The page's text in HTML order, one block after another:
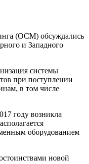
(ОСМ) обсуждались
и Западного
системы
при поступлении
в том числе
году возникла
оборудованием
новой